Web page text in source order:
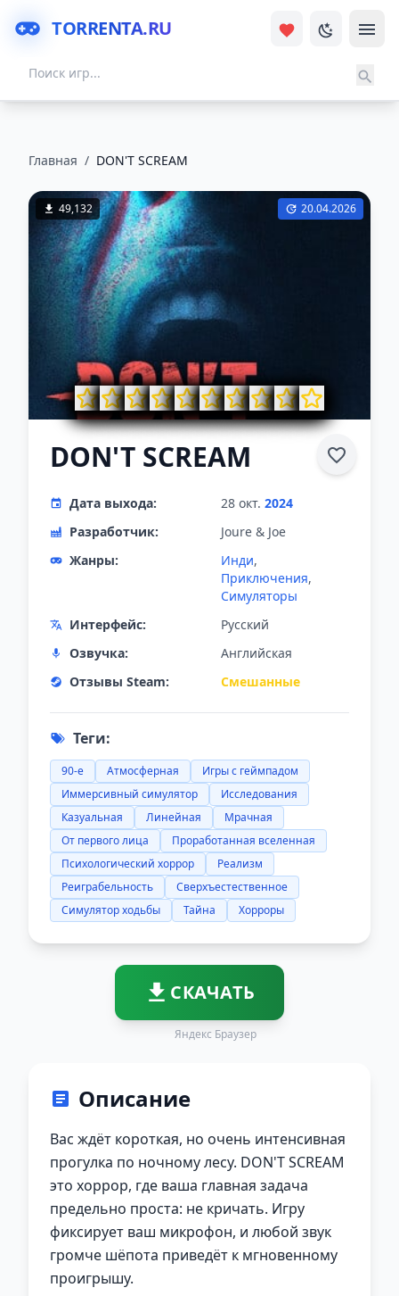
TORRENTA.RU
Главная / DON'T SCREAM
49,132 20.04.2026
DON'T SCREAM
Дата выхода: 28 окт. 2024
Разработчик:
Joure & Joe
Жанры:
Инди,
Приключения,
Симуляторы
Интерфейс:
Русский
Озвучка:
Английская
Отзывы Steam:
Смешанные
Теги:
90-е Атмосферная
Игры с геймпадом
Иммерсивный симулятор
Исследования
Казуальная
Линейная
Мрачная
От первого лица
Проработанная вселенная
Психологический хоррор
Реализм
Реиграбельность
Сверхъестественное
Симулятор ходьбы
Тайна Хорроры
СКАЧАТЬ
Яндекс Браузер
Описание
Вас ждёт короткая, но очень интенсивная
прогулка по ночному лесу. DON'T SCREAM
это хоррор, где ваша главная задача
предельно проста: не кричать. Игру
фиксирует ваш микрофон, и любой звук
громче шёпота приведёт к мгновенному
проигрышу.